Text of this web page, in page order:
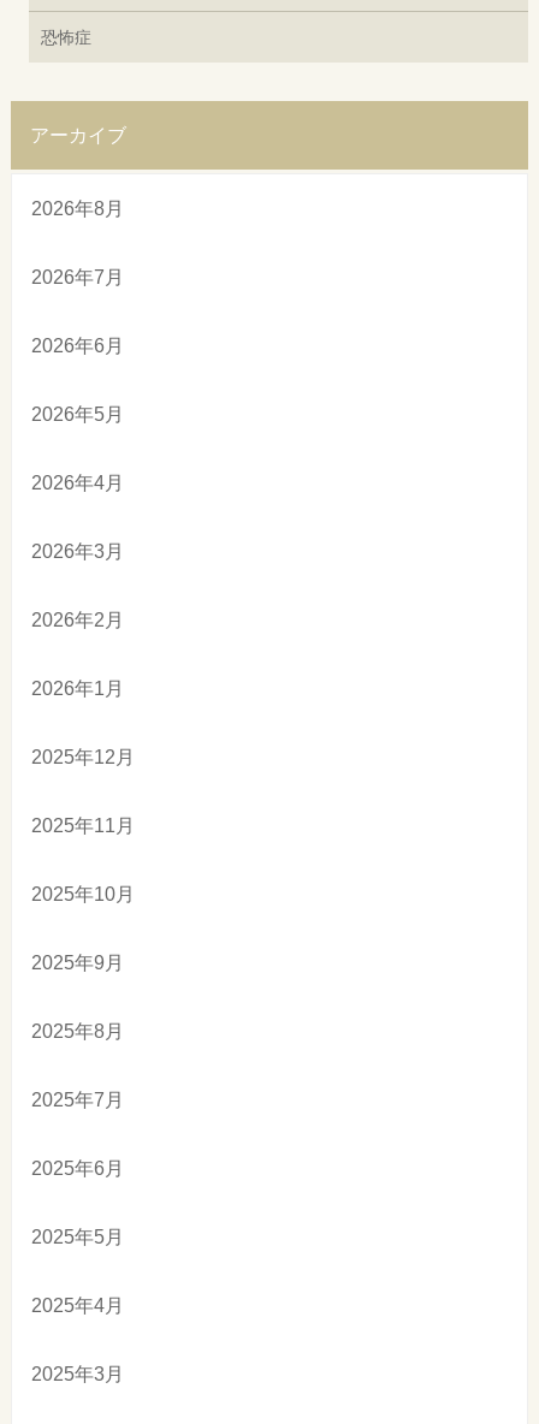
恐怖症
アーカイブ
2026年8月
2026年7月
2026年6月
2026年5月
2026年4月
2026年3月
2026年2月
2026年1月
2025年12月
2025年11月
2025年10月
2025年9月
2025年8月
2025年7月
2025年6月
2025年5月
2025年4月
2025年3月